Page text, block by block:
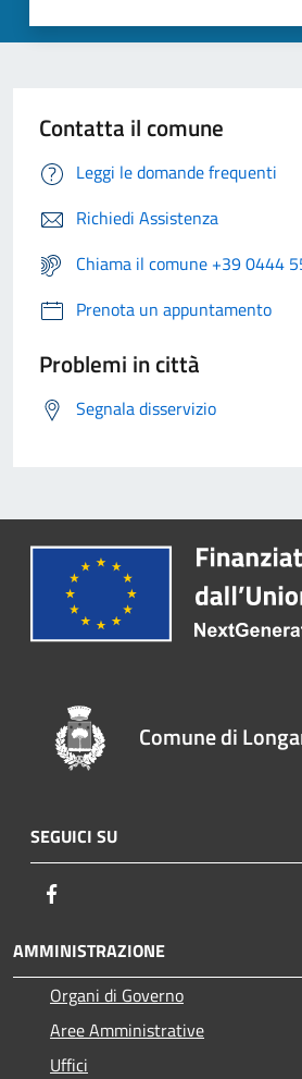
Contatta il comune
Leggi le domande frequenti
Richiedi Assistenza
Chiama il comune +39 0444
Prenota un appuntamento
Problemi in città
Segnala disservizio
Comune di
SEGUICI SU
AMMINISTRAZIONE
Organi di Governo
Aree Amministrative
Uffici